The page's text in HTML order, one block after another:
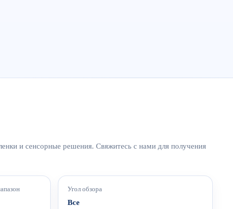
и сенсорные решения. Свяжитесь с нами для получения
Угол обзора
Все